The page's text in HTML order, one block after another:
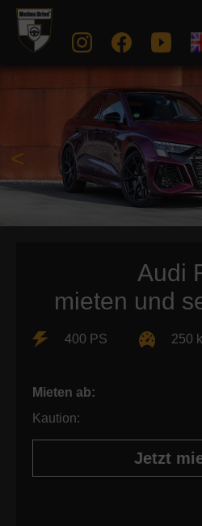
<
Audi
mieten und
400 PS 250
Mieten ab:
Kaution:
Jetzt